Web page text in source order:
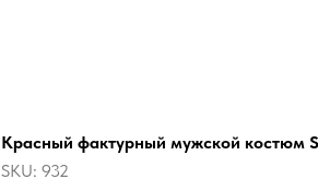
Красный фактурный мужской костюм
SKU: 932